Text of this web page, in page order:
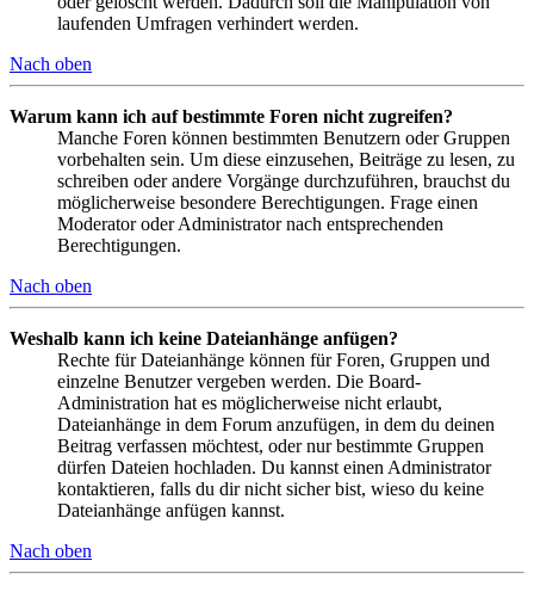
laufenden Umfragen verhindert werden.
Nach oben
Warum kann ich auf bestimmte Foren nicht zugreifen?
Manche Foren können bestimmten Benutzern oder Gruppen
vorbehalten sein. Um diese einzusehen, Beiträge zu lesen, zu
schreiben oder andere Vorgänge durchzuführen, brauchst du
möglicherweise besondere Berechtigungen. Frage einen
Moderator oder Administrator nach entsprechenden
Berechtigungen.
Nach oben
Weshalb kann ich keine Dateianhänge anfügen?
Rechte für Dateianhänge können für Foren, Gruppen und
einzelne Benutzer vergeben werden. Die Board-
Administration hat es möglicherweise nicht erlaubt,
Dateianhänge in dem Forum anzufügen, in dem du deinen
Beitrag verfassen möchtest, oder nur bestimmte Gruppen
dürfen Dateien hochladen. Du kannst einen Administrator
kontaktieren, falls du dir nicht sicher bist, wieso du keine
Dateianhänge anfügen kannst.
Nach oben